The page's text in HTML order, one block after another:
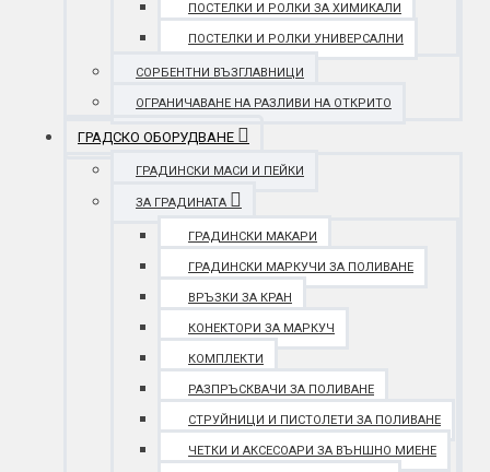
ПОСТЕЛКИ И РОЛКИ ЗА ХИМИКАЛИ
ПОСТЕЛКИ И РОЛКИ УНИВЕРСАЛНИ
СОРБЕНТНИ ВЪЗГЛАВНИЦИ
ОГРАНИЧАВАНЕ НА РАЗЛИВИ НА ОТКРИТО
ГРАДСКО ОБОРУДВАНЕ
ГРАДИНСКИ МАСИ И ПЕЙКИ
ЗА ГРАДИНАТА
ГРАДИНСКИ МАКАРИ
ГРАДИНСКИ МАРКУЧИ ЗА ПОЛИВАНЕ
ВРЪЗКИ ЗА КРАН
КОНЕКТОРИ ЗА МАРКУЧ
КОМПЛЕКТИ
РАЗПРЪСКВАЧИ ЗА ПОЛИВАНЕ
СТРУЙНИЦИ И ПИСТОЛЕТИ ЗА ПОЛИВАНЕ
ЧЕТКИ И АКСЕСОАРИ ЗА ВЪНШНО МИЕНЕ